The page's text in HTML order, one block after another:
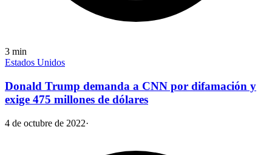
3 min
Estados Unidos
Donald Trump demanda a CNN por difamación y
exige 475 millones de dólares
4 de octubre de 2022·